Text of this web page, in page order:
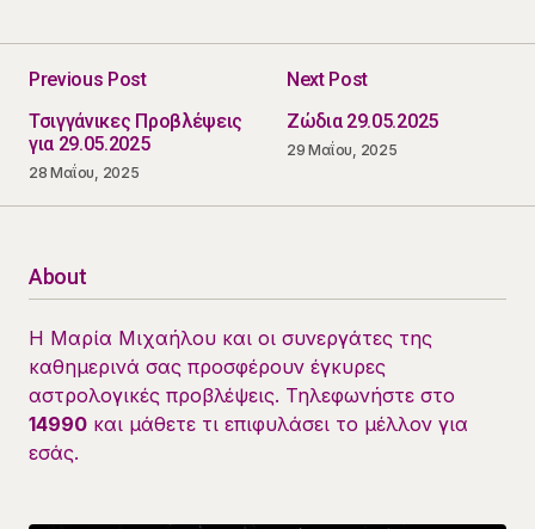
Previous Post
Τσιγγάνικες Προβλέψεις
για 29.05.2025
28 Μαΐου, 2025
Next Post
Ζώδια 29.05.2025
29 Μαΐου, 2025
About
Η Μαρία Μιχαήλου και οι συνεργάτες της
καθημερινά σας προσφέρουν έγκυρες
αστρολογικές προβλέψεις. Τηλεφωνήστε στο
14990 και μάθετε τι επιφυλάσει το μέλλον για
εσάς.